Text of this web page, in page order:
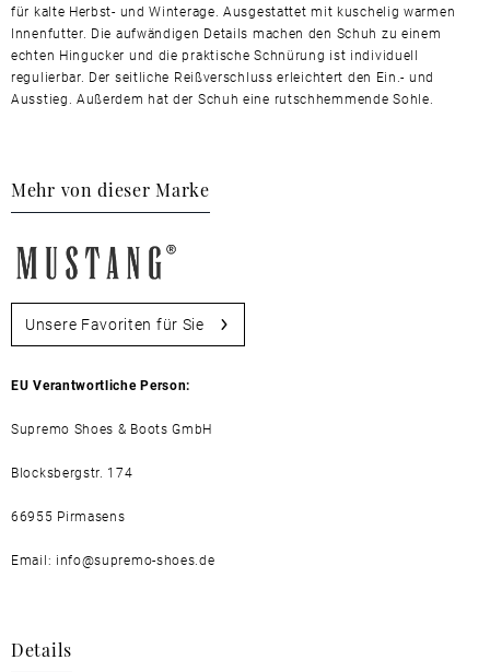
für kalte Herbst- und Winterage. Ausgestattet mit kuschelig warmen
Innenfutter. Die aufwändigen Details machen den Schuh zu einem
echten Hingucker und die praktische Schnürung ist individuell
regulierbar. Der seitliche Reißverschluss erleichtert den Ein.- und
Ausstieg. Außerdem hat der Schuh eine rutschhemmende Sohle.
Mehr von dieser Marke
Unsere Favoriten für Sie
EU Verantwortliche Person:
Supremo Shoes & Boots GmbH
Blocksbergstr. 174
66955 Pirmasens
Email: info@supremo-shoes.de
Details